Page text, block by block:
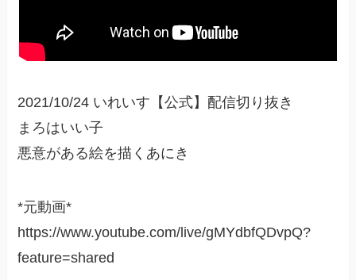
2021/10/24 いれいす【公式】配信切り抜き
まろはいい子
悪意がある絵を描くあにき
*元動画*
https://www.youtube.com/live/gMYdbfQDvpQ?
feature=shared